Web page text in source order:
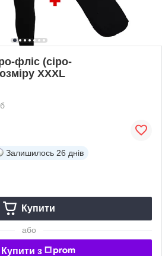
фліс (сіро-
XXХL
Залишилось 26 днів
Купити
або
Купити з